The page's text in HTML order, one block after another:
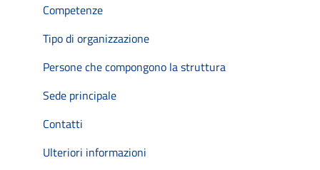
Competenze
Tipo di organizzazione
Persone che compongono la struttura
Sede principale
Contatti
Ulteriori informazioni